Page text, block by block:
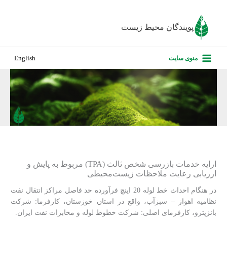
پویندگان محیط زیست
منوی سایت English
ارایه خدمات بازرسی شخص ثالث (TPA) مربوط به پایش و
ارزیابی رعایت ملاحظات زیست‌محیطی
در هنگام احداث خط لوله 20 اینچ فرآورده حد فاصل مراکز انتقال نفت
نظامیه اهواز – سبزآب، واقع در استان خوزستان، کارفرما: شرکت
بانژپترو، کارفرمای اصلی: شرکت خطوط لوله و مخابرات نفت ایران.
درباره ما
پروژه‌های
تماس با ما